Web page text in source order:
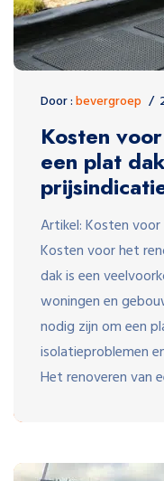
Door :bevergroep
Kosten
een plat
Artikel: Kosten
Kosten voor het
dak is een
woningen en
nodig zijn om een
isolatieproblemen
Het renoveren van